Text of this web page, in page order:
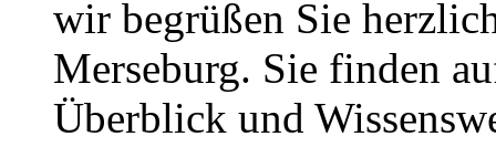
wir begrüßen Sie
Merseburg. Sie finden
Überblick und